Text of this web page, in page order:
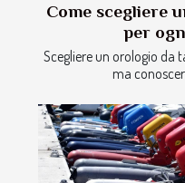
Come scegliere
per
Scegliere un orologio da
ma